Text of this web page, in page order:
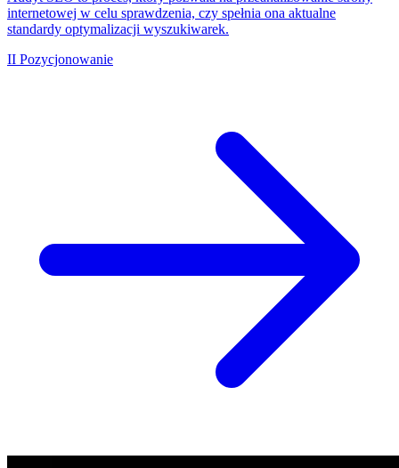
internetowej w celu sprawdzenia, czy spełnia ona aktualne
standardy optymalizacji wyszukiwarek.
II Pozycjonowanie